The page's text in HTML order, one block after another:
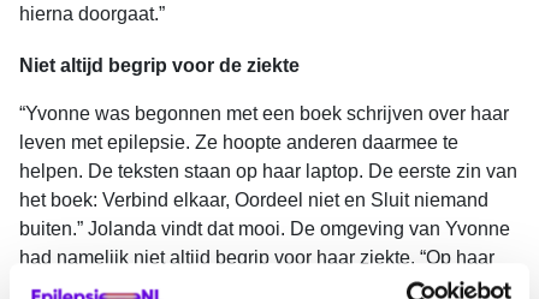
hierna doorgaat.”
Niet altijd begrip voor de ziekte
“Yvonne was begonnen met een boek schrijven over haar
leven met epilepsie. Ze hoopte anderen daarmee te
helpen. De teksten staan op haar laptop. De eerste zin van
het boek: Verbind elkaar, Oordeel niet en Sluit niemand
buiten.” Jolanda vindt dat mooi. De omgeving van Yvonne
had namelijk niet altijd begrip voor haar ziekte. “Op haar
werk als kleuterleidster hadden de ouders niet altijd